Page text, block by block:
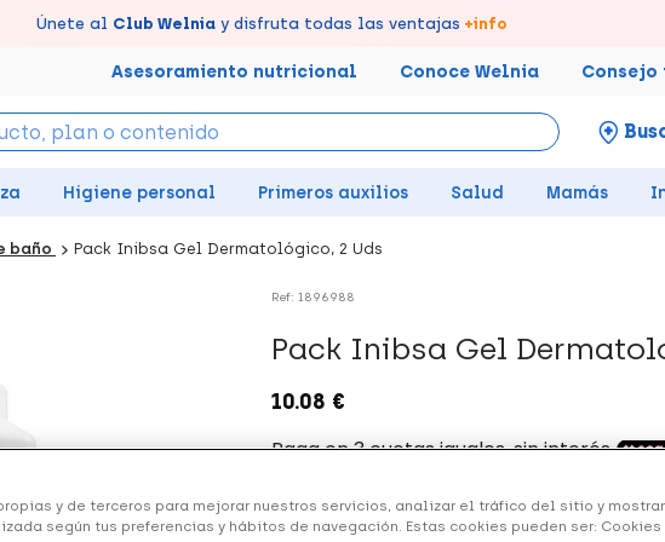
Disfruta de la entregarápida y gratuitaen farmacia
Únete al Club Welniay disfruta todas las ventajas +info
Llévate un7% de descuentocreando tu cuentaaquí
puntos en tu Farmacia de Confianza, acumúlalos online.
Asesoramiento nutricional Conoce Welnia Consejo
Higiene personal Primeros auxilios Salud Mamás
baño Pack Inibsa Gel Dermatológico, 2 Uds
Ref: 1896988
Pack Inibsa Gel
10.08 €
y de terceros para mejorar nuestros servicios, analizar el tráfico del sitio y mostrar
según tus preferencias y hábitos de navegación. Estas cookies pueden ser: Cookies